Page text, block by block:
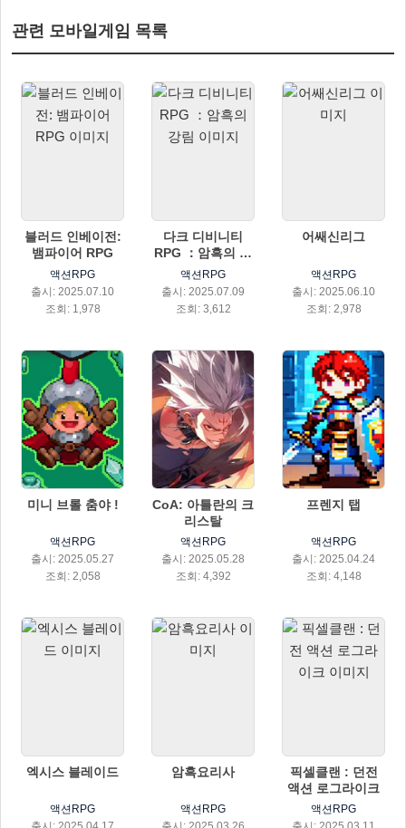
관련 모바일게임 목록
블러드 인베이전:
뱀파이어 RPG
액션RPG
출시: 2025.07.10
조회: 1,978
다크 디비니티
RPG ：암흑의 강
림
액션RPG
출시: 2025.07.09
조회: 3,612
어쌔신리그
액션RPG
출시: 2025.06.10
조회: 2,978
미니 브롤 춤야 !
액션RPG
출시: 2025.05.27
조회: 2,058
CoA: 아틀란의 크
리스탈
액션RPG
출시: 2025.05.28
조회: 4,392
프렌지 탭
액션RPG
출시: 2025.04.24
조회: 4,148
엑시스 블레이드
액션RPG
암흑요리사
액션RPG
픽셀클랜 : 던전
액션 로그라이크
액션RPG